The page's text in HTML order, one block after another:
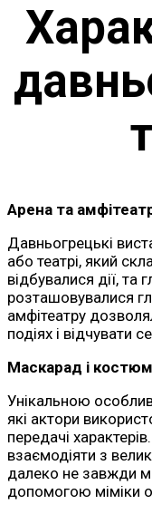
Арена та
Давньогрецькі
або театрі, який
відбувалися дії, та
розташовувалися
амфітеатру
подіях і відчувати
Маскарад і
Унікальною
які актори
передачі
взаємодіяти з
далеко не завжди
допомогою міміки